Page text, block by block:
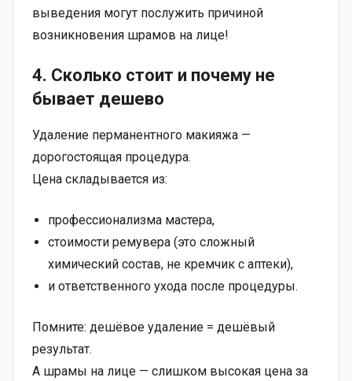
выведения могут послужить причиной
возникновения шрамов на лице!
4. Сколько стоит и почему не
бывает дешево
Удаление перманентного макияжа —
дорогостоящая процедура.
Цена складывается из:
профессионализма мастера,
стоимости ремувера (это сложный
химический состав, не кремчик с аптеки),
и ответственного ухода после процедуры.
Помните: дешёвое удаление = дешёвый
результат.
А шрамы на лице — слишком высокая цена за